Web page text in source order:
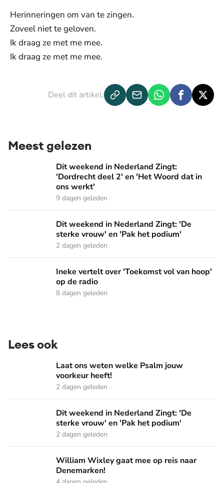
Herinneringen om van te zingen.
Zoveel niet te geloven.
Ik draag ze met me mee.
Ik draag ze met me mee.
Deel dit artikel:
Meest gelezen
Dit weekend in Nederland Zingt: 'Dordrecht deel 2' en
Dit weekend in Nederland Zingt:
'Dordrecht deel 2' en 'Het Woord dat in
ons werkt'
9 dagen geleden
Dit weekend in Nederland Zingt: 'De sterke vrouw' en 'Pak
Dit weekend in Nederland Zingt: 'De
sterke vrouw' en 'Pak het podium'
2 dagen geleden
Ineke vertelt over 'Toekomst vol van hoop' op de radio
Ineke vertelt over 'Toekomst vol van hoop'
op de radio
8 dagen geleden
Lees ook
Laat ons weten welke Psalm jouw voorkeur heeft!
Laat ons weten welke Psalm jouw
voorkeur heeft!
2 dagen geleden
Dit weekend in Nederland Zingt: 'De sterke vrouw' en 'Pak
Dit weekend in Nederland Zingt: 'De
sterke vrouw' en 'Pak het podium'
2 dagen geleden
William Wixley gaat mee op reis naar Denemarken!
William Wixley gaat mee op reis naar
Denemarken!